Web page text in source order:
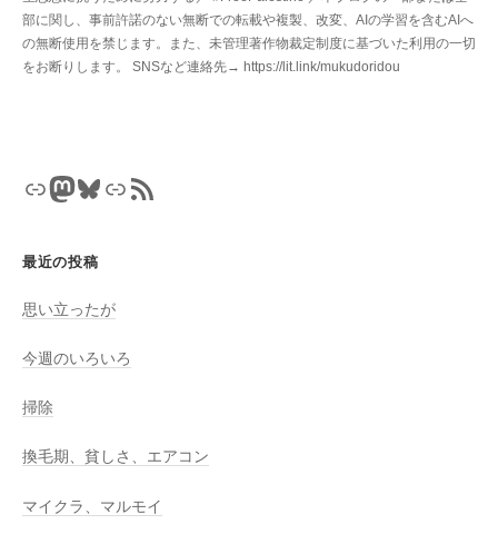
部に関し、事前許諾のない無断での転載や複製、改変、AIの学習を含むAIへ
の無断使用を禁じます。また、未管理著作物裁定制度に基づいた利用の一切
をお断りします。 SNSなど連絡先→ https://lit.link/mukudoridou
リンクMastodon
Bluesky
リンクRSS フィード
最近の投稿
思い立ったが
今週のいろいろ
掃除
換毛期、貧しさ、エアコン
マイクラ、マルモイ